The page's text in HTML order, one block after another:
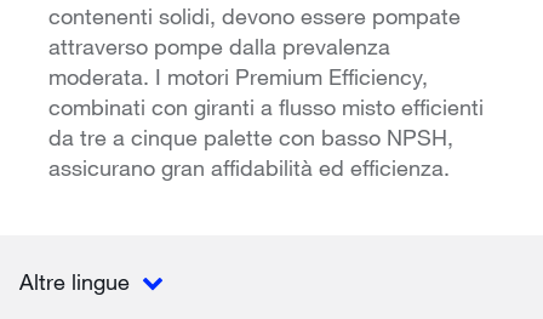
contenenti solidi, devono essere pompate
attraverso pompe dalla prevalenza
moderata. I motori Premium Efficiency,
combinati con giranti a flusso misto efficienti
da tre a cinque palette con basso NPSH,
assicurano gran affidabilità ed efficienza.
Altre lingue